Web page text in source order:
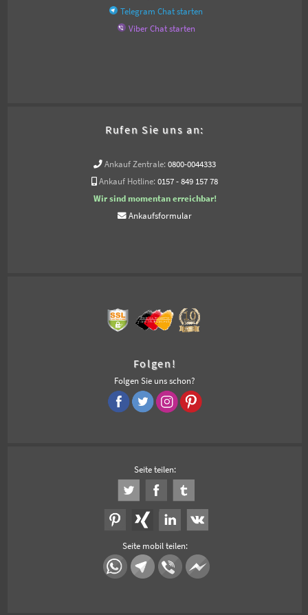
Telegram Chat starten
Viber Chat starten
Rufen Sie uns an:
Ankauf Zentrale: 0800-0044333
Ankauf Hotline: 0157 - 849 157 78
Wir sind momentan erreichbar!
Ankaufsformular
Folgen!
Folgen Sie uns schon?
Seite teilen:
Seite mobil teilen: